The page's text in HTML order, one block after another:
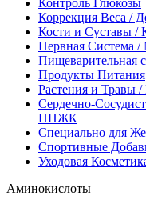
Контроль Глюкозы
Коррекция Веса /
Кости и Суставы /
Нервная Система
Пищеварительная
Продукты Питания
Растения и Травы
Сердечно-
ПНЖК
Специально для
Спортивные
Уходовая
Аминокислоты